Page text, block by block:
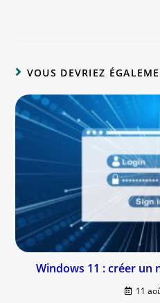
VOUS DEVRIEZ
Windows 11 : créer un
11